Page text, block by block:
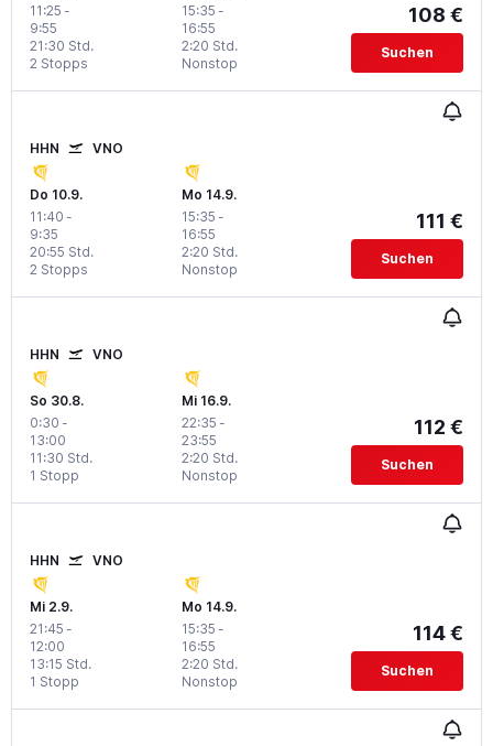
11:25 -
9:55
2 Stopps
21:30 Std.
15:35 -
16:55
Nonstop
2:20 Std.
108 €
Suchen
HHN VNO
Do 10.9.
11:40 -
9:35
2 Stopps
20:55 Std.
Mo 14.9.
15:35 -
16:55
Nonstop
2:20 Std.
111 €
Suchen
HHN VNO
So 30.8.
0:30 -
13:00
1 Stopp
11:30 Std.
Mi 16.9.
22:35 -
23:55
Nonstop
2:20 Std.
112 €
Suchen
HHN VNO
Mi 2.9.
21:45 -
12:00
1 Stopp
13:15 Std.
Mo 14.9.
15:35 -
16:55
Nonstop
2:20 Std.
114 €
Suchen